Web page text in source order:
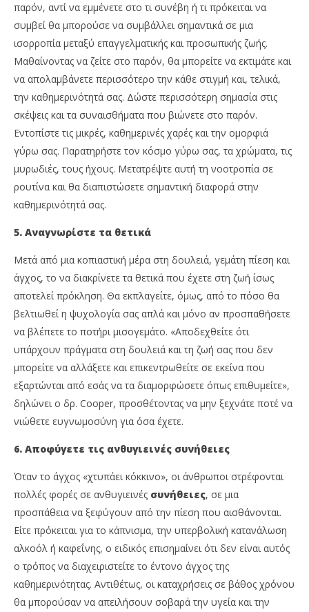
παρόν, αντί να εμμένετε στο τι συνέβη ή τι πρόκειται να
συμβεί θα μπορούσε να συμβάλλει σημαντικά σε μια
ισορροπία μεταξύ επαγγελματικής και προσωπικής ζωής.
Μαθαίνοντας να ζείτε στο παρόν, θα μπορείτε να εκτιμάτε και
να απολαμβάνετε περισσότερο την κάθε στιγμή και, τελικά,
την καθημερινότητά σας. Δώστε περισσότερη σημασία στις
σκέψεις και τα συναισθήματα που βιώνετε στο παρόν.
Εντοπίστε τις μικρές, καθημερινές χαρές και την ομορφιά
γύρω σας. Παρατηρήστε τον κόσμο γύρω σας, τα χρώματα, τις
μυρωδιές, τους ήχους. Μετατρέψτε αυτή τη νοοτροπία σε
ρουτίνα και θα διαπιστώσετε σημαντική διαφορά στην
καθημερινότητά σας.
5. Αναγνωρίστε τα θετικά
Μετά από μια κοπιαστική μέρα στη δουλειά, γεμάτη πίεση και
άγχος, το να διακρίνετε τα θετικά που έχετε στη ζωή ίσως
αποτελεί πρόκληση. Θα εκπλαγείτε, όμως, από το πόσο θα
βελτιωθεί η ψυχολογία σας απλά και μόνο αν προσπαθήσετε
να βλέπετε το ποτήρι μισογεμάτο. «Αποδεχθείτε ότι
υπάρχουν πράγματα στη δουλειά και τη ζωή σας που δεν
μπορείτε να αλλάξετε και επικεντρωθείτε σε εκείνα που
εξαρτώνται από εσάς να τα διαμορφώσετε όπως επιθυμείτε»,
δηλώνει ο δρ. Cooper, προσθέτοντας να μην ξεχνάτε ποτέ να
νιώθετε ευγνωμοσύνη για όσα έχετε.
6. Αποφύγετε τις ανθυγιεινές συνήθειες
Όταν το άγχος «χτυπάει κόκκινο», οι άνθρωποι στρέφονται
πολλές φορές σε ανθυγιεινές συνήθειες, σε μια
προσπάθεια να ξεφύγουν από την πίεση που αισθάνονται.
Είτε πρόκειται για το κάπνισμα, την υπερβολική κατανάλωση
αλκοόλ ή καφεΐνης, ο ειδικός επισημαίνει ότι δεν είναι αυτός
ο τρόπος να διαχειριστείτε το έντονο άγχος της
καθημερινότητας. Αντιθέτως, οι καταχρήσεις σε βάθος χρόνου
θα μπορούσαν να απειλήσουν σοβαρά την υγεία και την